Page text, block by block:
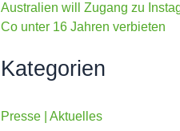
Australien will Zugang zu
Co unter 16 Jahren verbieten
Kategorien
Presse | Aktuelles